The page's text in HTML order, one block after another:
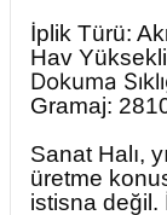
İplik Türü:
Hav
Dokuma
Gramaj:
Sanat Halı,
üretme
istisna değil.